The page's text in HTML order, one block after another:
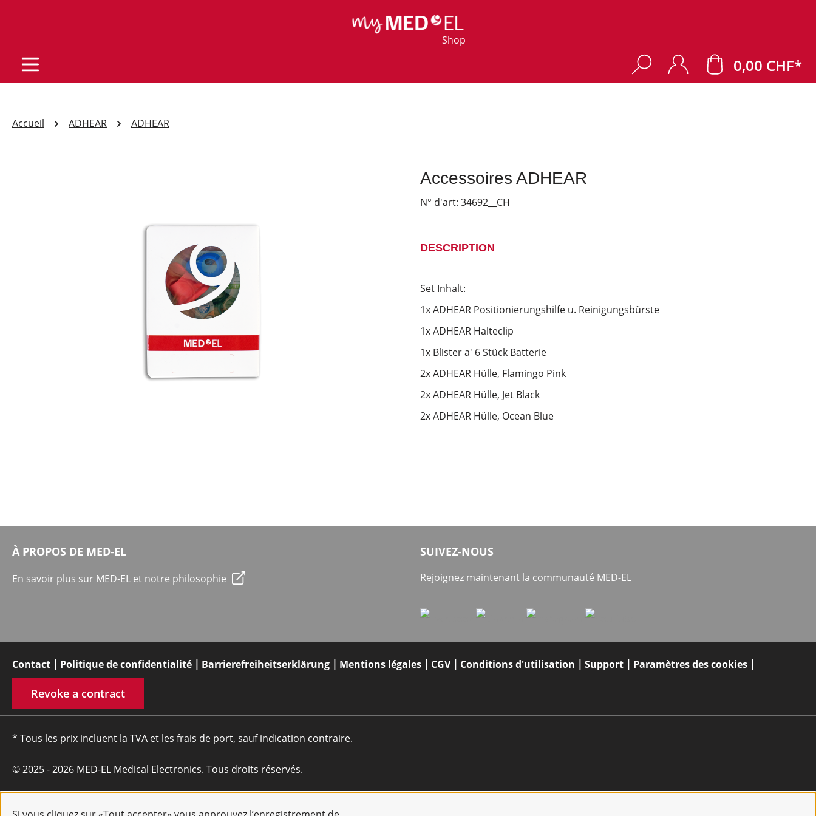
Shop
0,00 CHF*
Accueil ADHEAR ADHEAR
Accessoires ADHEAR
N° d'art: 34692__CH
DESCRIPTION
Set Inhalt:
1x ADHEAR Positionierungshilfe u. Reinigungsbürste
1x ADHEAR Halteclip
1x Blister a' 6 Stück Batterie
2x ADHEAR Hülle, Flamingo Pink
2x ADHEAR Hülle, Jet Black
2x ADHEAR Hülle, Ocean Blue
À PROPOS DE MED-EL
En savoir plus sur MED-EL et notre philosophie
SUIVEZ-NOUS
Rejoignez maintenant la communauté MED-EL
Contact Politique de confidentialité Barrierefreiheitserklärung Mentions légales CGV Conditions d'utilisation Support Paramètres des cookies
Revoke a contract
* Tous les prix incluent la TVA et les frais de port, sauf indication contraire.
© 2025 - 2026 MED-EL Medical Electronics. Tous droits réservés.